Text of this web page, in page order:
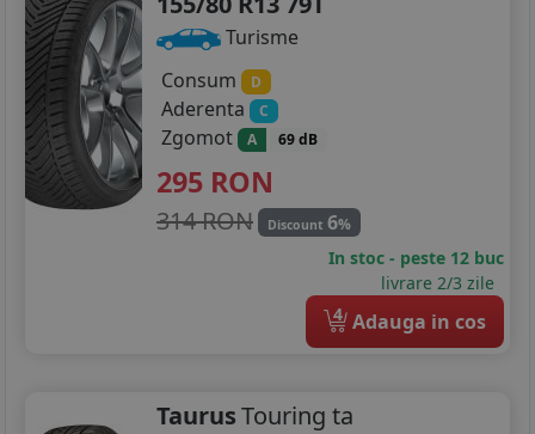
Turisme
Consum
D
Aderenta C
Zgomot A 69 dB
295 RON
314 RON Discount 6%
In stoc - peste 12 buc
livrare 2/3 zile
4 Adauga in cos
TaurusTouring ta